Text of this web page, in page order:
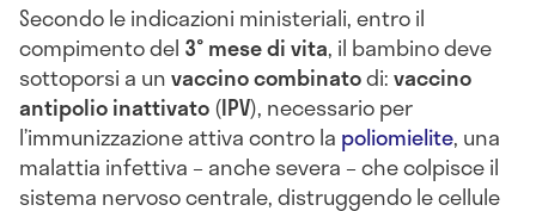
Secondo le indicazioni ministeriali, entro il
compimento del 3° mese di vita, il bambino deve
sottoporsi a unvaccino combinatodi:vaccino
antipolio inattivato(IPV), necessario per
l’immunizzazione attiva contro la poliomielite, una
malattia infettiva – anche severa – che colpisce il
sistema nervoso centrale, distruggendo le cellule